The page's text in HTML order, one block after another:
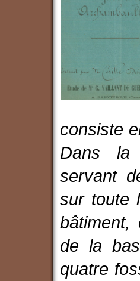
consiste
Dans la
servant
sur toute
de la
quatre